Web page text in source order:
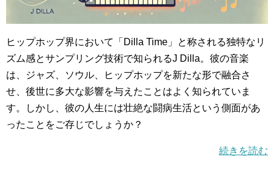
ヒップホップ界において「Dilla Time」と称される独特なリ
ズム感とサンプリング技術で知られるJ Dilla。彼の音楽
は、ジャズ、ソウル、ヒップホップを新たな形で融合さ
せ、後世に多大な影響を与えたことはよく知られていま
す。しかし、彼の人生には壮絶な闘病生活という側面があ
ったことをご存じでしょうか？
続きを読む